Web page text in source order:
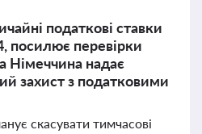
податкові ставки
посилює перевірки
Німеччина надає
захист з податковими
скасувати тимчасові